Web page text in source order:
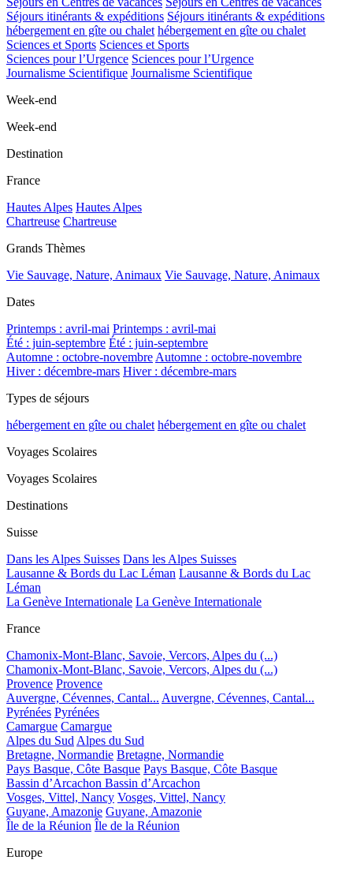
Séjours itinérants & expéditions Séjours itinérants & expéditions
hébergement en gîte ou chalet hébergement en gîte ou chalet
Sciences et Sports Sciences et Sports
Sciences pour l’Urgence Sciences pour l’Urgence
Journalisme Scientifique Journalisme Scientifique
Week-end
Week-end
Destination
France
Hautes Alpes Hautes Alpes
Chartreuse Chartreuse
Grands Thèmes
Vie Sauvage, Nature, Animaux Vie Sauvage, Nature, Animaux
Dates
Printemps : avril-mai Printemps : avril-mai
Été : juin-septembre Été : juin-septembre
Automne : octobre-novembre Automne : octobre-novembre
Hiver : décembre-mars Hiver : décembre-mars
Types de séjours
hébergement en gîte ou chalet hébergement en gîte ou chalet
Voyages Scolaires
Voyages Scolaires
Destinations
Suisse
Dans les Alpes Suisses Dans les Alpes Suisses
Lausanne & Bords du Lac Léman Lausanne & Bords du Lac
Léman
La Genève Internationale La Genève Internationale
France
Chamonix-Mont-Blanc, Savoie, Vercors, Alpes du (...)
Chamonix-Mont-Blanc, Savoie, Vercors, Alpes du (...)
Provence Provence
Auvergne, Cévennes, Cantal... Auvergne, Cévennes, Cantal...
Pyrénées Pyrénées
Camargue Camargue
Alpes du Sud Alpes du Sud
Bretagne, Normandie Bretagne, Normandie
Pays Basque, Côte Basque Pays Basque, Côte Basque
Bassin d’Arcachon Bassin d’Arcachon
Vosges, Vittel, Nancy Vosges, Vittel, Nancy
Guyane, Amazonie Guyane, Amazonie
Île de la Réunion Île de la Réunion
Europe